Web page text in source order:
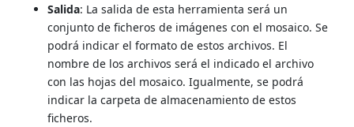
Salida: La salida de esta herramienta será un
conjunto de ficheros de imágenes con el mosaico. Se
podrá indicar el formato de estos archivos. El
nombre de los archivos será el indicado el archivo
con las hojas del mosaico. Igualmente, se podrá
indicar la carpeta de almacenamiento de estos
ficheros.